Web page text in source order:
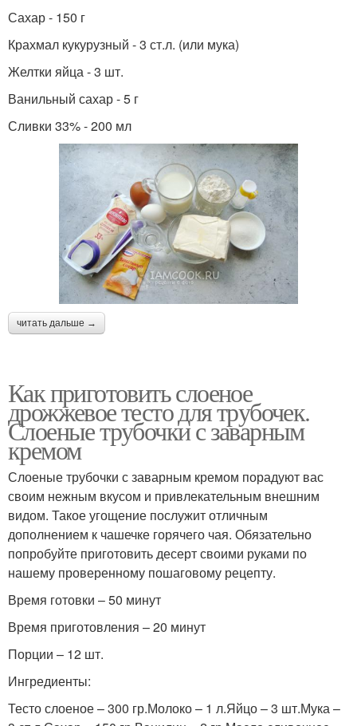
Сахар - 150 г
Крахмал кукурузный - 3 ст.л. (или мука)
Желтки яйца - 3 шт.
Ванильный сахар - 5 г
Сливки 33% - 200 мл
читать дальше →
Как приготовить слоеное
дрожжевое тесто для трубочек.
Слоеные трубочки с заварным
кремом
Слоеные трубочки с заварным кремом порадуют вас
своим нежным вкусом и привлекательным внешним
видом. Такое угощение послужит отличным
дополнением к чашечке горячего чая. Обязательно
попробуйте приготовить десерт своими руками по
нашему проверенному пошаговому рецепту.
Время готовки – 50 минут
Время приготовления – 20 минут
Порции – 12 шт.
Ингредиенты:
Тесто слоеное – 300 гр.Молоко – 1 л.Яйцо – 3 шт.Мука –